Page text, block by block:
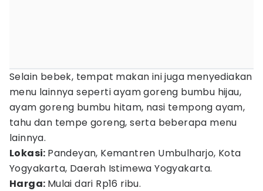
Selain bebek, tempat makan ini juga menyediakan
menu lainnya seperti ayam goreng bumbu hijau,
ayam goreng bumbu hitam, nasi tempong ayam,
tahu dan tempe goreng, serta beberapa menu
lainnya.
Lokasi: Pandeyan, Kemantren Umbulharjo, Kota
Yogyakarta, Daerah Istimewa Yogyakarta.
Harga: Mulai dari Rp16 ribu.